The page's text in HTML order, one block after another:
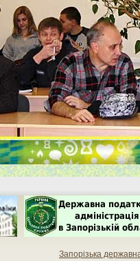
Запорізька